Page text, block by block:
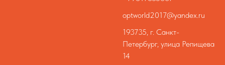
optworld2017@yandex.ru
193735, г. Санкт-
Петербург, улица Репищева
14